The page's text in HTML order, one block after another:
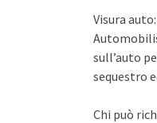
Visura
sull’auto
sequestro
Chi può